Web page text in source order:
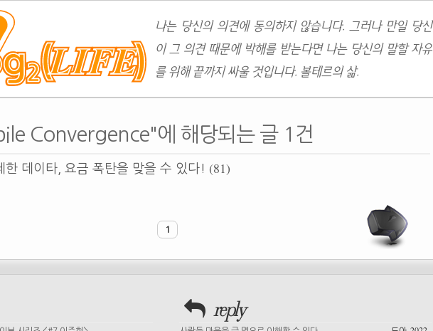
나는 당신의 의견에 동의하지 않습니다. 그러나 만일 당신
이 그 의견 때문에 박해를 받는다면 나는 당신의 말할 자유
를 위해 끝까지 싸울 것입니다. 볼테르의 삶.
Convergence"에 해당되는 글 1건
한 데이타, 요금 폭탄을 맞을 수 있다! (81)
1
reply